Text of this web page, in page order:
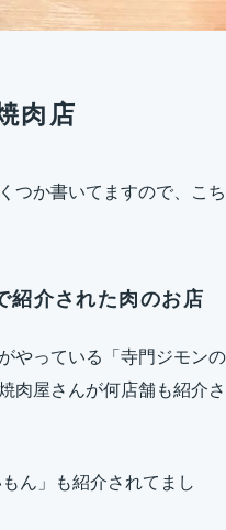
肉店
つか書いてますので、こち
紹介された肉のお店
やっている「寺門ジモンの
肉屋さんが何店舗も紹介さ
ん」も紹介されてまし